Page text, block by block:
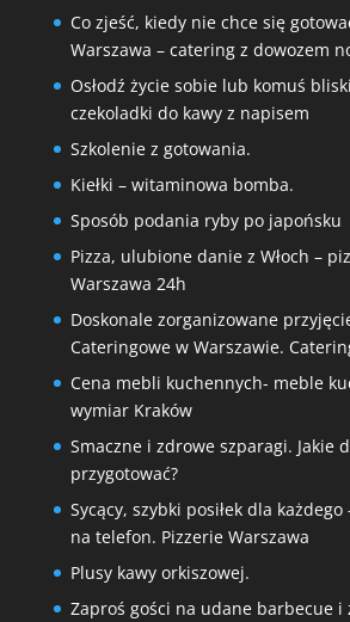
Co zjeść, kiedy nie chce się
Warszawa – catering z dowozem
Osłodź życie sobie lub komuś
czekoladki do kawy z napisem
Szkolenie z gotowania.
Kiełki – witaminowa bomba.
Sposób podania ryby po japońsku
Pizza, ulubione danie z Włoch –
Warszawa 24h
Doskonale zorganizowane
Cateringowe w Warszawie.
Cena mebli kuchennych- meble
wymiar Kraków
Smaczne i zdrowe szparagi. Jakie
przygotować?
Sycący, szybki posiłek dla
na telefon. Pizzerie Warszawa
Plusy kawy orkiszowej.
Zaproś gości na udane barbecue i